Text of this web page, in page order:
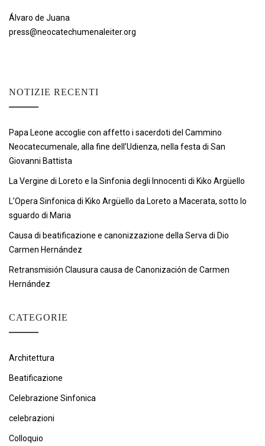
Álvaro de Juana
press@neocatechumenaleiter.org
NOTIZIE RECENTI
Papa Leone accoglie con affetto i sacerdoti del Cammino
Neocatecumenale, alla fine dell’Udienza, nella festa di San
Giovanni Battista
La Vergine di Loreto e la Sinfonia degli Innocenti di Kiko Argüello
L’Opera Sinfonica di Kiko Argüello da Loreto a Macerata, sotto lo
sguardo di Maria
Causa di beatificazione e canonizzazione della Serva di Dio
Carmen Hernández
Retransmisión Clausura causa de Canonización de Carmen
Hernández
CATEGORIE
Architettura
Beatificazione
Celebrazione Sinfonica
celebrazioni
Colloquio